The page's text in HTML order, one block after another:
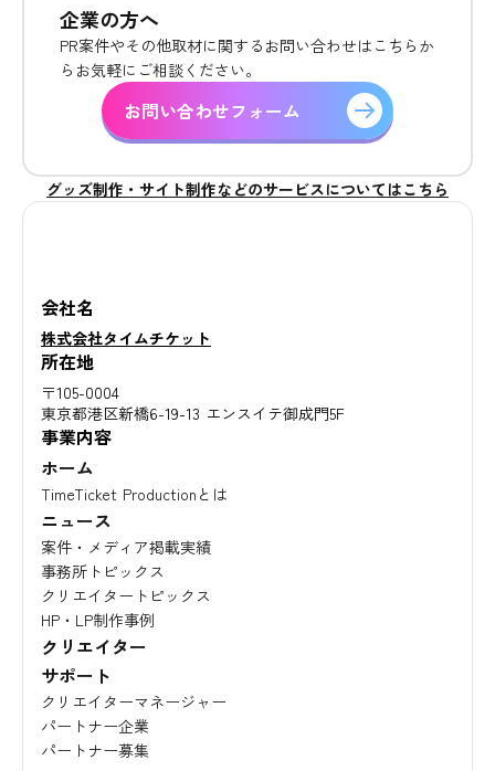
企業の方へ
PR案件やその他取材に関するお問い合わせはこちらか
らお気軽にご相談ください。
お問い合わせフォーム
グッズ制作・サイト制作などのサービスについてはこちら
会社名
株式会社タイムチケット
所在地
〒105-0004
東京都港区新橋6-19-13 エンスイテ御成門5F
事業内容
ホーム
TimeTicket Productionとは
ニュース
案件・メディア掲載実績
事務所トピックス
クリエイタートピックス
HP・LP制作事例
クリエイター
サポート
クリエイターマネージャー
パートナー企業
パートナー募集